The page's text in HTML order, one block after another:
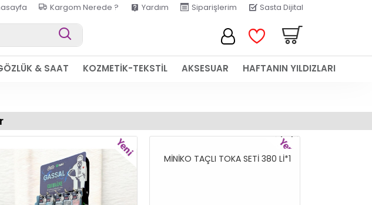
Kargom Nerede ? Yardım Siparişlerim Sasta Dijital
& SAAT KOZMETİK-TEKSTİL AKSESUAR HAFTANIN YILDIZLARI
YENI YENI
MİNİKO TAÇLI TOKA SETİ 380 Lİ*1